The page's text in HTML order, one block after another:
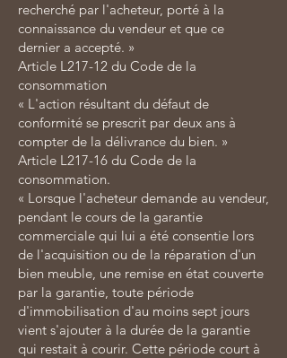
recherché par l'acheteur, porté à la
connaissance du vendeur et que ce
dernier a accepté. »
Article L217-12 du Code de la
consommation
« L'action résultant du défaut de
conformité se prescrit par deux ans à
compter de la délivrance du bien. »
Article L217-16 du Code de la
consommation.
« Lorsque l'acheteur demande au vendeur,
pendant le cours de la garantie
commerciale qui lui a été consentie lors
de l'acquisition ou de la réparation d'un
bien meuble, une remise en état couverte
par la garantie, toute période
d'immobilisation d'au moins sept jours
vient s'ajouter à la durée de la garantie
qui restait à courir. Cette période court à